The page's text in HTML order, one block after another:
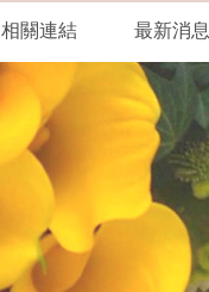
相關連結 最新消息